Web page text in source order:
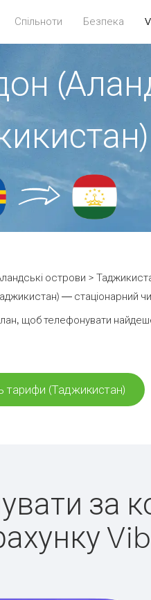
Спільноти Безпека
острови >
— стаціонарний чи
щоб телефонувати
тарифи (Таджикистан)
за